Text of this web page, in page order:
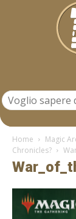
Home
Magic
Chronicles?